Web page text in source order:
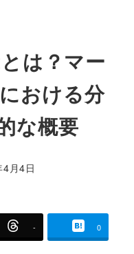
は？マー
おける分
な概要
月4日
- 0